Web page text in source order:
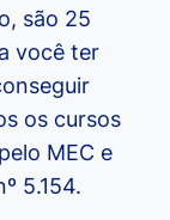
são 25
você ter
os cursos
MEC e
5.154.